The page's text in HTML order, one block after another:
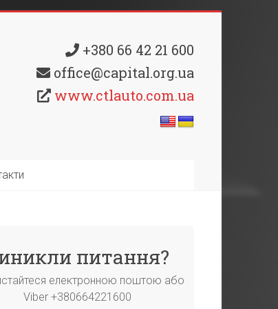
+380 66 42 21 600
office@capital.org.ua
www.ctlauto.com.ua
питання?
електронною поштою або
Viber +380664221600